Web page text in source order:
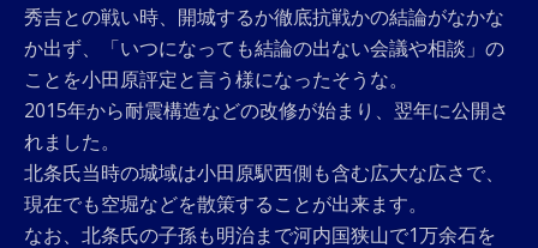
秀吉との戦い時、開城するか徹底抗戦かの結論がなかな
か出ず、「いつになっても結論の出ない会議や相談」の
ことを小田原評定と言う様になったそうな。
2015年から耐震構造などの改修が始まり、翌年に公開さ
れました。
北条氏当時の城域は小田原駅西側も含む広大な広さで、
現在でも空堀などを散策することが出来ます。
なお、北条氏の子孫も明治まで河内国狭山で1万余石を